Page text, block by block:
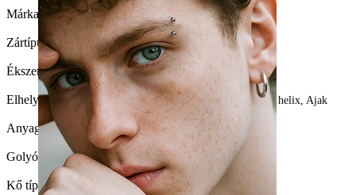
Márka:Bodymod Trend
Zártípus:Belső menetes
Ékszertípus:Labret, Lapos hátúak
Elhelyezkedés:Tragus, Fülcimpa, Helix, Conch, Forward helix, Ajak
Anyag:Orvosi acél / Sárgaréz
Golyó mérete:6.5 mm.
Kő típusa: Köbös cirkónia